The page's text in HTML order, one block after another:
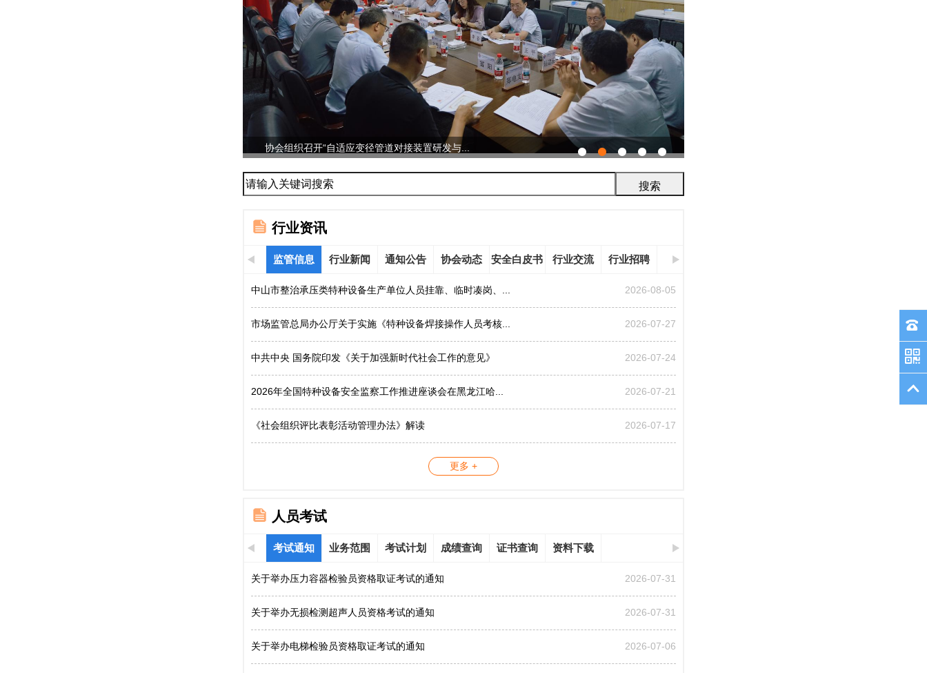
协会组织召开“自适应变径管道对接装置研发与...
行业资讯
监管信息 行业新闻 通知公告 协会动态 安全白皮书 行业交流 行业招聘
中山市整治承压类特种设备生产单位人员挂靠、临时凑岗、... 2026-08-05
市场监管总局办公厅关于实施《特种设备焊接操作人员考核... 2026-07-27
中共中央 国务院印发《关于加强新时代社会工作的意见》 2026-07-24
2026年全国特种设备安全监察工作推进座谈会在黑龙江哈... 2026-07-21
《社会组织评比表彰活动管理办法》解读 2026-07-17
更多 +
人员考试
考试通知 业务范围 考试计划 成绩查询 证书查询 资料下载
关于举办压力容器检验员资格取证考试的通知 2026-07-31
关于举办无损检测超声人员资格考试的通知 2026-07-31
关于举办电梯检验员资格取证考试的通知 2026-07-06